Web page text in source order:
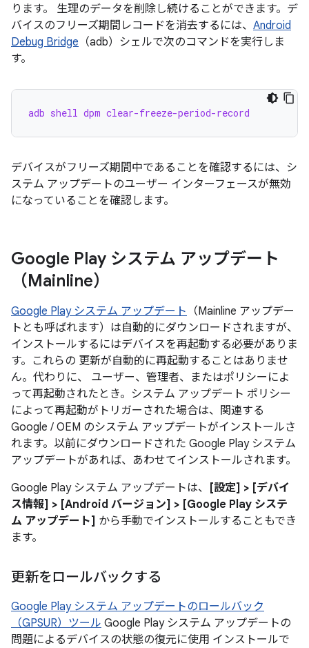
ります。 生理のデータを削除し続けることができます。デ
バイスのフリーズ期間レコードを消去するには、 Android
Debug Bridge （adb）シェルで次のコマンドを実行しま
す。
adb shell dpm clear-freeze-period-record
デバイスがフリーズ期間中であることを確認するには、シ
ステム アップデートのユーザー インターフェースが無効
になっていることを確認します。
Google Play システム アップデート
（Mainline）
Google Play システム アップデート （Mainline アップデー
トとも呼ばれます）は自動的にダウンロードされますが、
インストールするにはデバイスを再起動する必要がありま
す。これらの 更新が自動的に再起動することはありませ
ん。代わりに、 ユーザー、管理者、またはポリシーによ
って再起動されたとき。システム アップデート ポリシー
によって再起動がトリガーされた場合は、関連する
Google / OEM のシステム アップデートがインストールさ
れます。以前にダウンロードされた Google Play システム
アップデートがあれば、あわせてインストールされます。
Google Play システム アップデートは、
[設定] > [デバイ
ス情報] > [Android バージョン] > [Google Play システ
ム アップデート] から手動でインストールすることもでき
ます。
更新をロールバックする
Google Play システム アップデートのロールバック
（GPSUR）ツール Google Play システム アップデートの
問題によるデバイスの状態の復元に使用 インストールで